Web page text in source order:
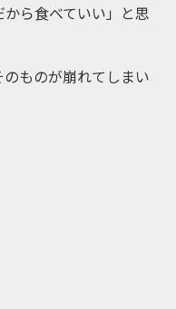
ら食べていい」と思
ものが崩れてしまい